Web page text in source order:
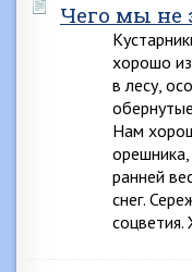
Чего мы не
хорошо
в лесу,
Нам
ранней
снег.